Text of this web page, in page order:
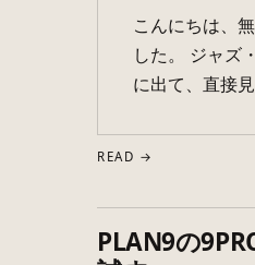
こんにちは、
した。 ジャズ
に出て、直接
READ →
PLAN9の